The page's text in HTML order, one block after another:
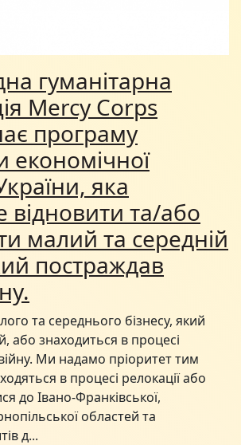
гуманітарна
Mercy Corps
програму
економічної
яка
та/або
малий та середній
постраждав
та середнього бізнесу, який
або знаходиться в процесі
Ми надамо пріоритет тим
в процесі релокації або
до Івано-Франківської,
областей та
д...